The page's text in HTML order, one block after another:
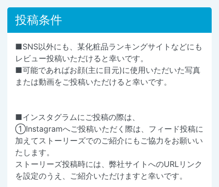
投稿条件
■SNS以外にも、某化粧品ランキングサイトなどにも
レビュー投稿いただけると幸いです。
■可能であればお顔(主に目元)に使用いただいた写真
または動画をご投稿いただけると幸いです。
■インスタグラムにご投稿の際は、
①Instagramへご投稿いただく際は、フィード投稿に
加えてストーリーズでのご紹介にもご協力をお願いい
たします。
ストーリーズ投稿時には、弊社サイトへのURLリンク
を設定のうえ、ご紹介いただけますと幸いです。